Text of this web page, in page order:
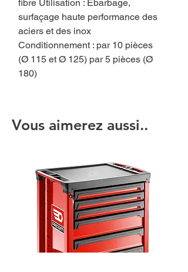
fibre Utilisation : Ebarbage,
surfaçage haute performance des
aciers et des inox
Conditionnement : par 10 pièces
(Ø 115 et Ø 125) par 5 pièces (Ø
180)
Vous aimerez aussi..